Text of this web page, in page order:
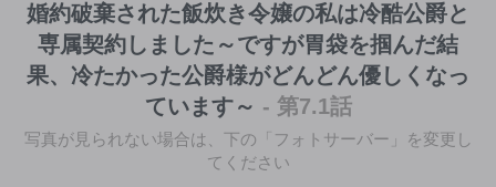
婚約破棄された飯炊き令嬢の私は冷酷公爵と
専属契約しました～ですが胃袋を掴んだ結
果、冷たかった公爵様がどんどん優しくなっ
ています～ - 第7.1話
写真が見られない場合は、下の「フォトサーバー」を変更し
てください